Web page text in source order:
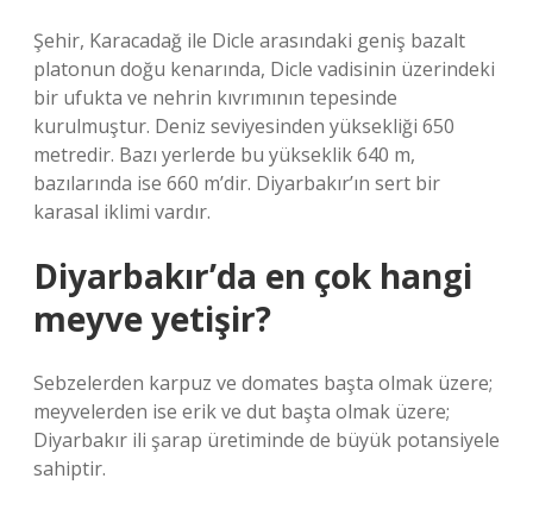
Şehir, Karacadağ ile Dicle arasındaki geniş bazalt
platonun doğu kenarında, Dicle vadisinin üzerindeki
bir ufukta ve nehrin kıvrımının tepesinde
kurulmuştur. Deniz seviyesinden yüksekliği 650
metredir. Bazı yerlerde bu yükseklik 640 m,
bazılarında ise 660 m’dir. Diyarbakır’ın sert bir
karasal iklimi vardır.
Diyarbakır’da en çok hangi
meyve yetişir?
Sebzelerden karpuz ve domates başta olmak üzere;
meyvelerden ise erik ve dut başta olmak üzere;
Diyarbakır ili şarap üretiminde de büyük potansiyele
sahiptir.